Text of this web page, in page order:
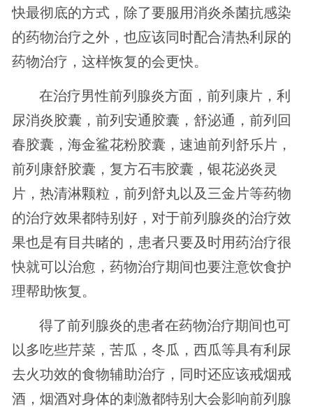
快最彻底的方式，除了要服用消炎杀菌抗感染
的药物治疗之外，也应该同时配合清热利尿的
药物治疗，这样恢复的会更快。
在治疗男性前列腺炎方面，前列康片，利
尿消炎胶囊，前列安通胶囊，舒泌通，前列回
春胶囊，海金鲨花粉胶囊，速迪前列舒乐片，
前列康舒胶囊，复方石韦胶囊，银花泌炎灵
片，热清淋颗粒，前列舒丸以及三金片等药物
的治疗效果都特别好，对于前列腺炎的治疗效
果也是有目共睹的，患者只要及时用药治疗很
快就可以治愈，药物治疗期间也要注意饮食护
理帮助恢复。
得了前列腺炎的患者在药物治疗期间也可
以多吃些芹菜，苦瓜，冬瓜，西瓜等具有利尿
去火功效的食物辅助治疗，同时还应该戒烟戒
酒，烟酒对身体的刺激都特别大会影响前列腺